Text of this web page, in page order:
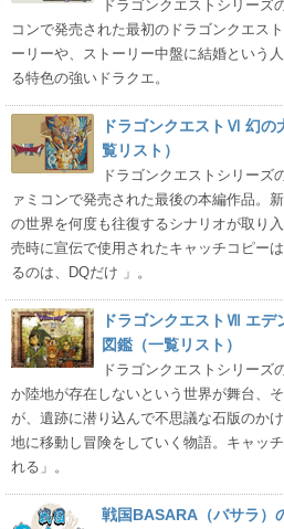
ドラゴンクエストシリーズ
コンで発売された最初のドラゴンクエス
ーリーや、ストーリー中盤に結婚という
る特色の強いドラクエ。
ドラゴンクエストⅥ 幻の
覧リスト）
ドラゴンクエストシリーズ
ァミコンで発売された最後の本編作品。
の世界を何度も往復するシナリオが取り
売時に宣伝で使用されたキャッチコピー
るのは、DQだけ 」。
ドラゴンクエストⅦ エデ
図鑑（一覧リスト）
ドラゴンクエストシリーズ
か陸地が存在しないという世界が舞台、
が、遺跡に潜り込んで不思議な石版のか
地に移動し冒険をしていく物語。キャッ
れる」。
戦国BASARA（バサラ）